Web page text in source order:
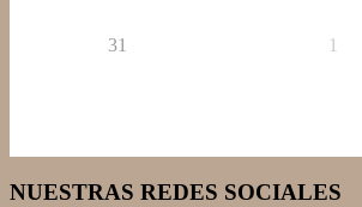
31 1
NUESTRAS REDES SOCIALES